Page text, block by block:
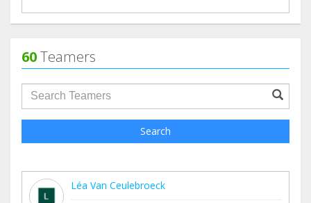
60Teamers
groupProfile.searchForm.search.text???
Search
Léa Van Ceulebroeck